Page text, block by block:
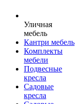
Уличная
мебель
Кантри мебель
Комплекты
мебели
Подвесные
кресла
Садовые
кресла